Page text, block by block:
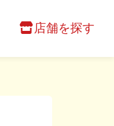
店舗を探す